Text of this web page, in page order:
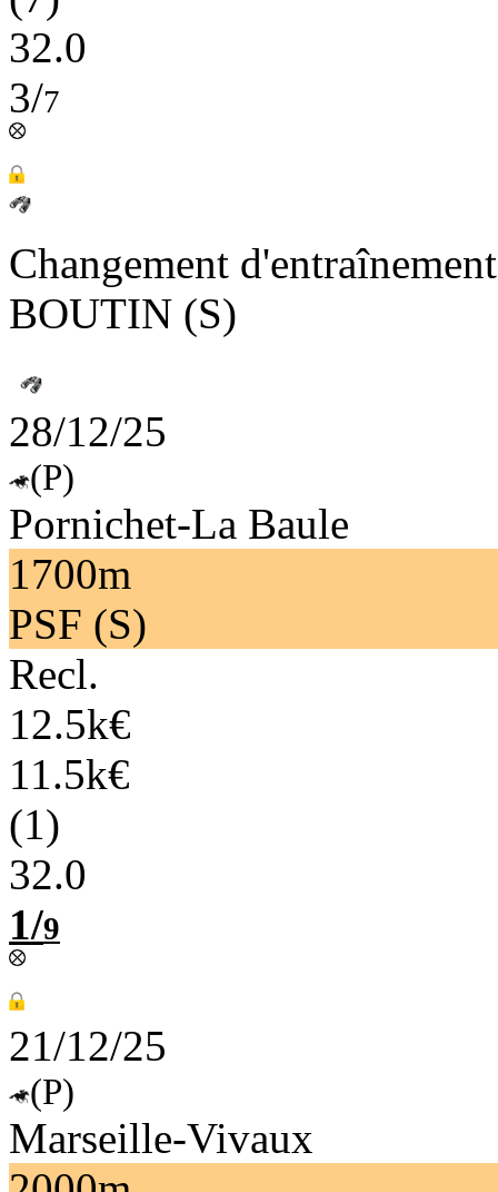
32.0
3/7
Changement
BOUTIN (S)
28/12/25
(P)
Pornichet-La Baule
1700m
PSF (S)
Recl.
12.5k€
11.5k€
(1)
32.0
1/9
21/12/25
(P)
Marseille-Vivaux